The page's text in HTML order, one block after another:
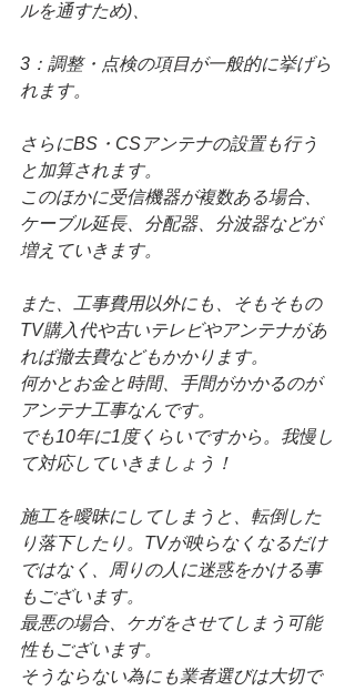
ルを通すため)、
3：調整・点検の項目が一般的に挙げら
れます。
さらにBS・CSアンテナの設置も行う
と加算されます。
このほかに受信機器が複数ある場合、
ケーブル延長、分配器、分波器などが
増えていきます。
また、工事費用以外にも、そもそもの
TV購入代や古いテレビやアンテナがあ
れば撤去費などもかかります。
何かとお金と時間、手間がかかるのが
アンテナ工事なんです。
でも10年に1度くらいですから。我慢し
て対応していきましょう！
施工を曖昧にしてしまうと、転倒した
り落下したり。TVが映らなくなるだけ
ではなく、周りの人に迷惑をかける事
もございます。
最悪の場合、ケガをさせてしまう可能
性もございます。
そうならない為にも業者選びは大切で